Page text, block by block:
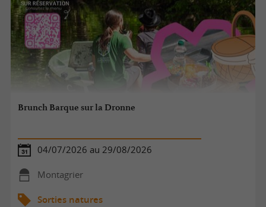
Brunch Barque sur la Dronne
04/07/2026 au 29/08/2026
Montagrier
Sorties natures